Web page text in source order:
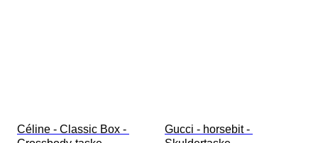
Céline - Classic Box -
Gucci - horsebit -